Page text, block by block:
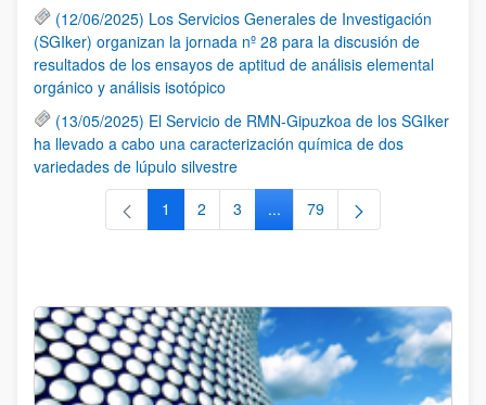
(12/06/2025) Los Servicios Generales de Investigación
(SGIker) organizan la jornada nº 28 para la discusión de
resultados de los ensayos de aptitud de análisis elemental
orgánico y análisis isotópico
(13/05/2025) El Servicio de RMN-Gipuzkoa de los SGIker
ha llevado a cabo una caracterización química de dos
variedades de lúpulo silvestre
Página
1 Página
2 Página
3 ...Páginas intermedias Use TAB
Página
79